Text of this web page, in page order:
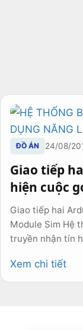
ĐỒ ÁN 24/08/
Giao tiếp
hiện cuộc
Giao tiếp hai
Module Sim Hệ
truyền nhận tín
Xem chi tiết